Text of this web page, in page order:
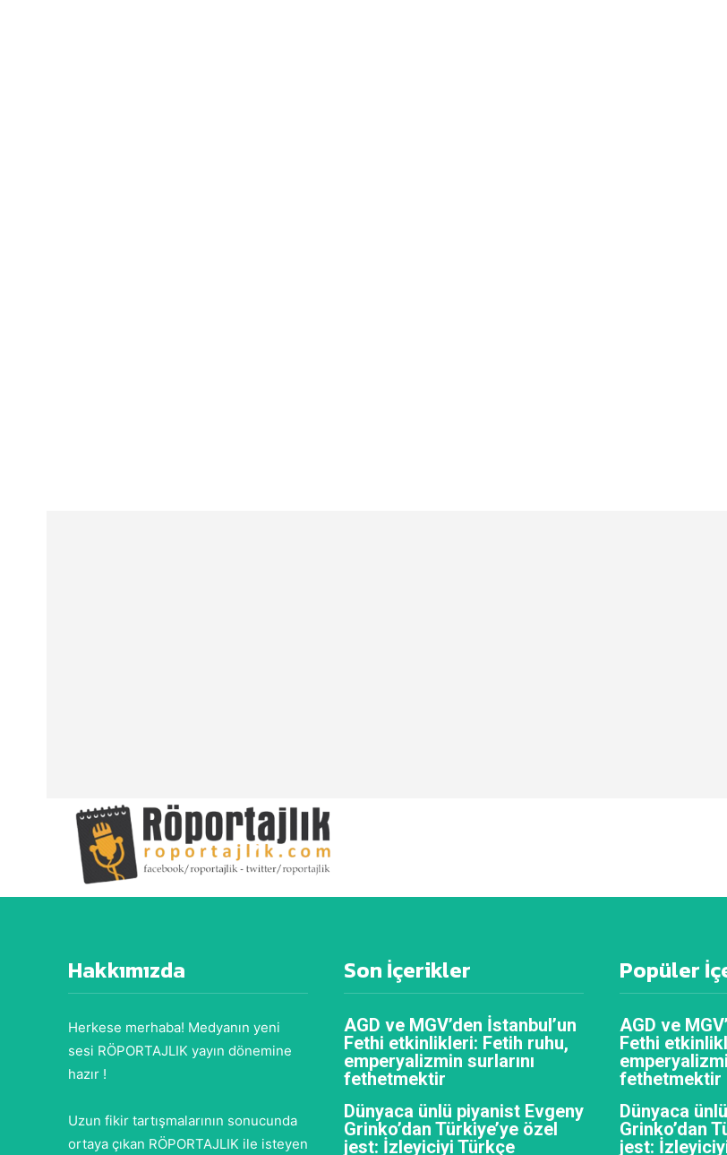
Hakkımızda
Herkese merhaba! Medyanın yeni
sesi RÖPORTAJLIK yayın dönemine
hazır !
Uzun fikir tartışmalarının sonucunda
ortaya çıkan RÖPORTAJLIK ile isteyen
Son İçerikler
AGD ve MGV’den İstanbul’un
Fethi etkinlikleri: Fetih ruhu,
emperyalizmin surlarını
fethetmektir
Dünyaca ünlü piyanist Evgeny
Grinko’dan Türkiye’ye özel
jest: İzleyiciyi Türkçe
Popüler
AGD ve
Fethi
fethetmektir
Dünyaca
Grinko’dan
jest: